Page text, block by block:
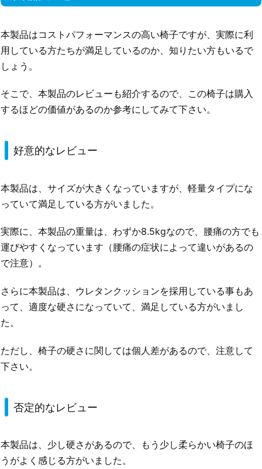
本製品はコストパフォーマンスの高い椅子ですが、実際に利
用している方たちが満足しているのか、知りたい方もいるで
しょう。
そこで、本製品のレビューも紹介するので、この椅子は購入
するほどの価値があるのか参考にしてみて下さい。
好意的なレビュー
本製品は、サイズが大きくなっていますが、軽量タイプにな
っていて満足している方がいました。
実際に、本製品の重量は、わずか8.5kgなので、腰痛の方でも
運びやすくなっています（腰痛の症状によって違いがあるの
で注意）。
さらに本製品は、ウレタンクッションを採用している事もあ
って、適度な硬さになっていて、満足している方がいまし
た。
ただし、椅子の硬さに関しては個人差があるので、注意して
下さい。
否定的なレビュー
本製品は、少し硬さがあるので、もう少し柔らかい椅子のほ
うがよく感じる方がいました。